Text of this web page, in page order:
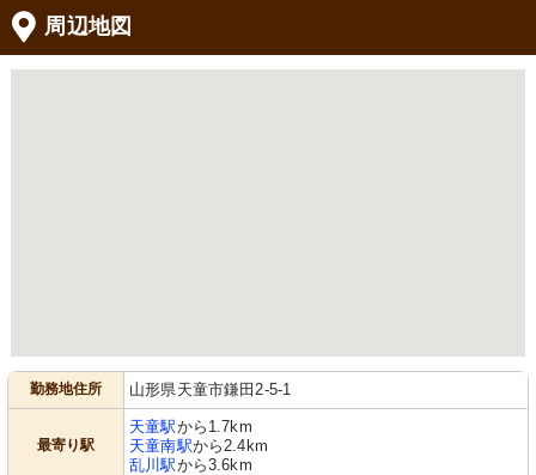
周辺地図
勤務地住所 山形県天童市鎌田2-5-1
最寄り駅
天童駅から1.7km
天童南駅から2.4km
乱川駅から3.6km